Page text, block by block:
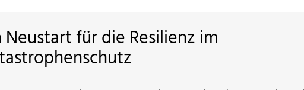
für die Resilienz im